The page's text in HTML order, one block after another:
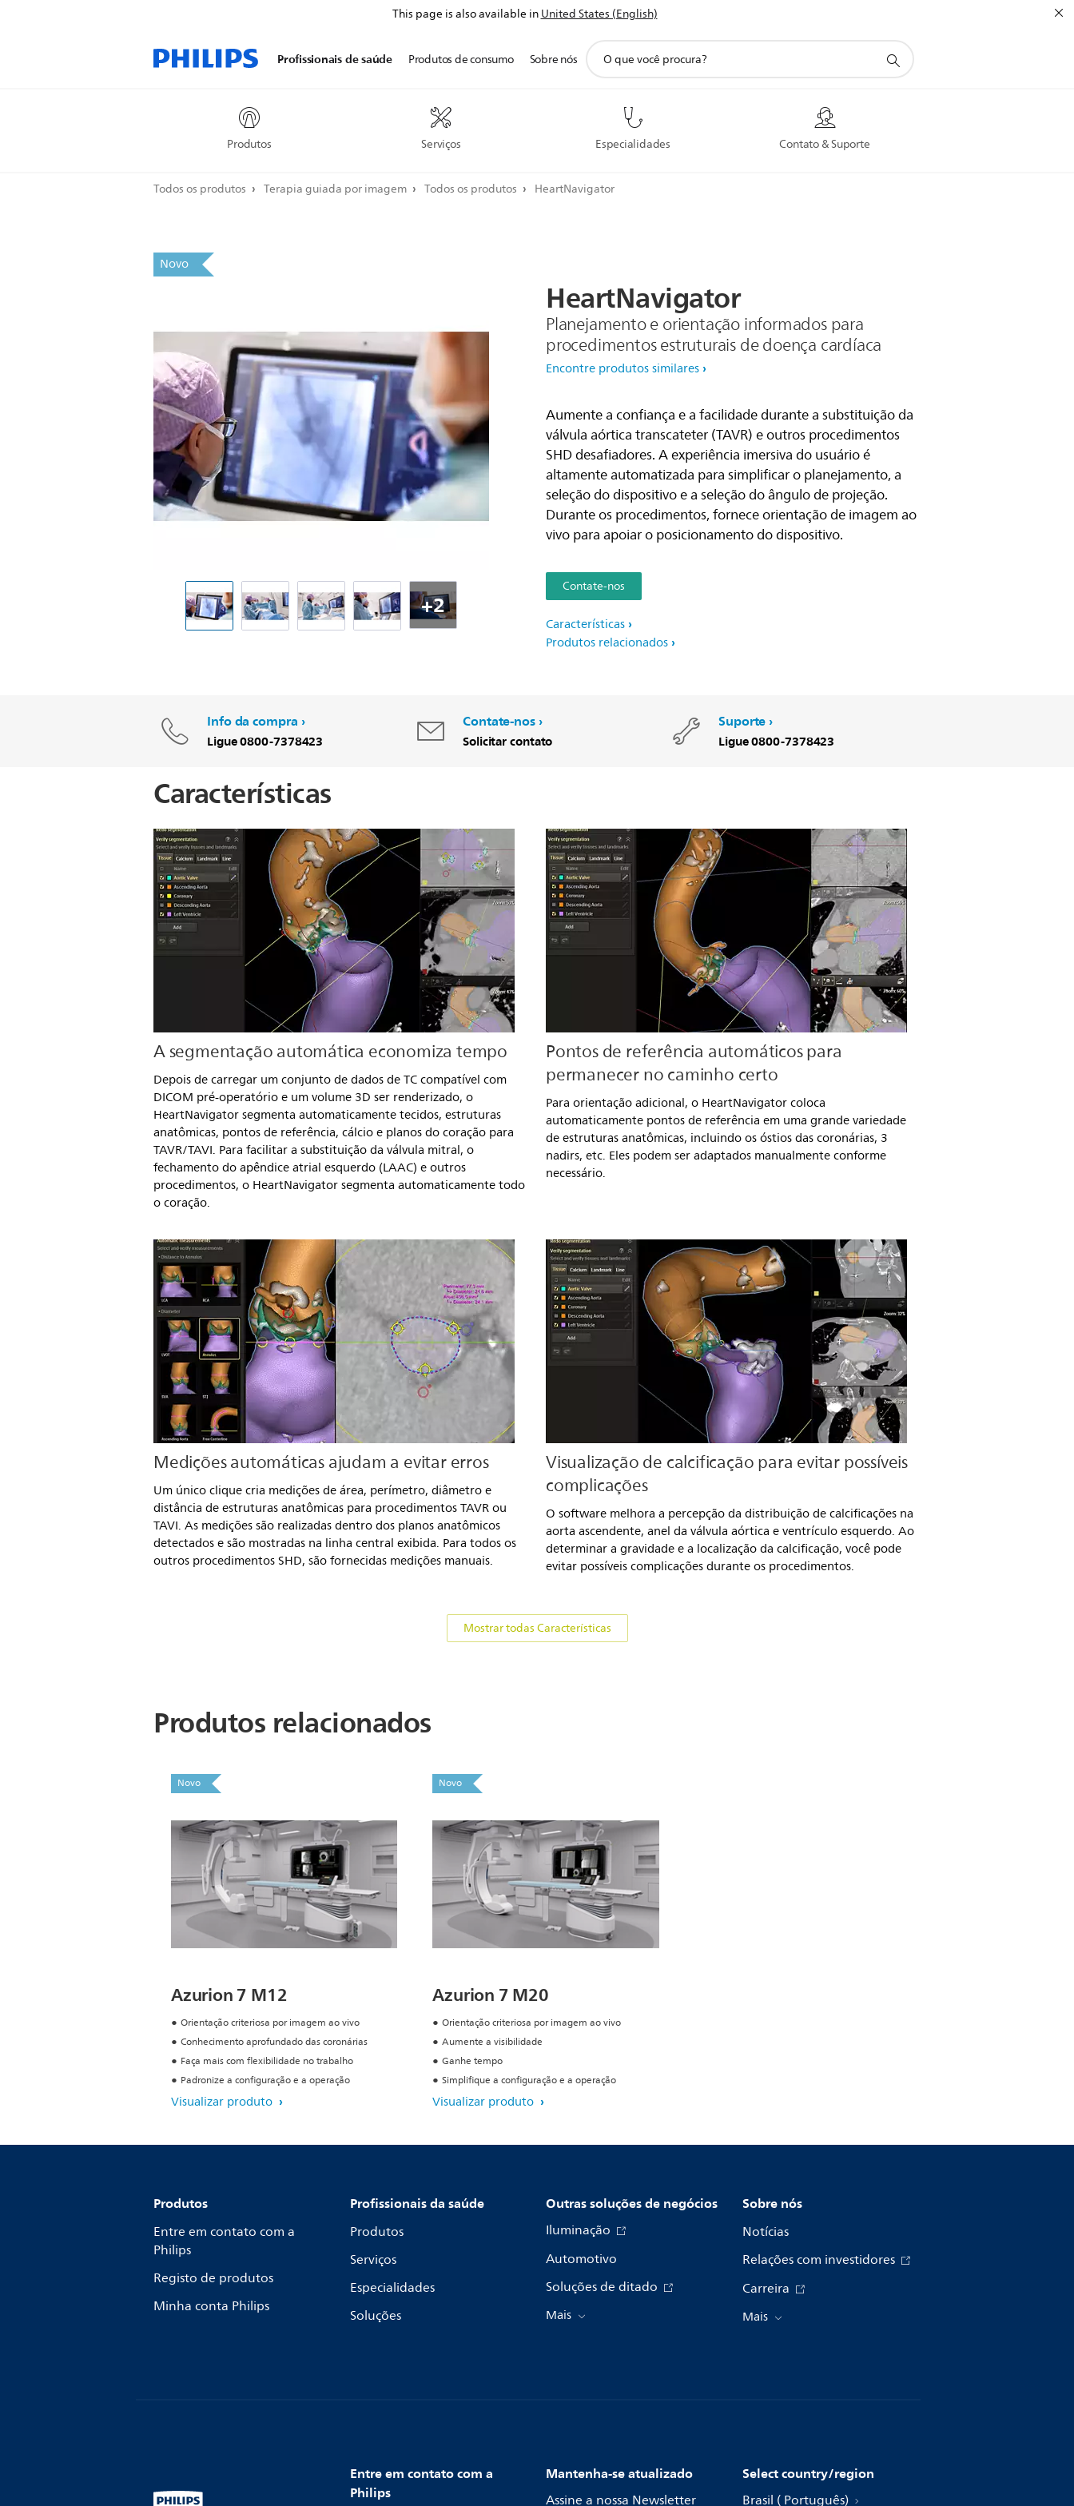
This page is also available inUnited States (English)
Profissionais de saúde
Produtos Serviços Especialidades Contato & Suporte
Produtos de consumo Sobre nós
suporte
Todos os produtos Terapia guiada por imagem Todos os produtos HeartNavigator
Novo
+2
HeartNavigator
Planejamento e orientação informados para
procedimentos estruturais de doença cardíaca
Encontre produtos similares
Aumente a confiança e a facilidade durante a substituição da
válvula aórtica transcateter (TAVR) e outros procedimentos
SHD desafiadores. A experiência imersiva do usuário é
altamente automatizada para simplificar o planejamento, a
seleção do dispositivo e a seleção do ângulo de projeção.
Durante os procedimentos, fornece orientação de imagem ao
vivo para apoiar o posicionamento do dispositivo.
Contate-nos
Características
Produtos relacionados
Info da compra
Ligue 0800-7378423
Contate-nos
Solicitar contato
Suporte
Ligue 0800-7378423
Características
A segmentação automática economiza tempo
Depois de carregar um conjunto de dados de TC compatível com
DICOM pré-operatório e um volume 3D ser renderizado, o
HeartNavigator segmenta automaticamente tecidos, estruturas
anatômicas, pontos de referência, cálcio e planos do coração para
TAVR/TAVI. Para facilitar a substituição da válvula mitral, o
fechamento do apêndice atrial esquerdo (LAAC) e outros
procedimentos, o HeartNavigator segmenta automaticamente todo
o coração.
Pontos de referência automáticos para
permanecer no caminho certo
Para orientação adicional, o HeartNavigator coloca
automaticamente pontos de referência em uma grande variedade
de estruturas anatômicas, incluindo os óstios das coronárias, 3
nadirs, etc. Eles podem ser adaptados manualmente conforme
necessário.
Medições automáticas ajudam a evitar erros
Um único clique cria medições de área, perímetro, diâmetro e
distância de estruturas anatômicas para procedimentos TAVR ou
TAVI. As medições são realizadas dentro dos planos anatômicos
detectados e são mostradas na linha central exibida. Para todos os
outros procedimentos SHD, são fornecidas medições manuais.
Visualização de calcificação para evitar possíveis
complicações
O software melhora a percepção da distribuição de calcificações na
aorta ascendente, anel da válvula aórtica e ventrículo esquerdo. Ao
determinar a gravidade e a localização da calcificação, você pode
evitar possíveis complicações durante os procedimentos.
Mostrar todas Características
Produtos relacionados
Novo
Azurion 7 M12
Orientação criteriosa por imagem ao vivo
Conhecimento aprofundado das coronárias
Faça mais com flexibilidade no trabalho
Padronize a configuração e a operação
Visualizar produto
Novo
Azurion 7 M20
Orientação criteriosa por imagem ao vivo
Aumente a visibilidade
Ganhe tempo
Simplifique a configuração e a operação
Visualizar produto
Produtos
Entre em contato com a
Philips
Registo de produtos
Minha conta Philips
Profissionais da saúde
Produtos
Serviços
Especialidades
Soluções
Outras soluções de negócios
Iluminação
Automotivo
Soluções de ditado
Mais
Sobre nós
Notícias
Relações com investidores
Carreira
Mais
Entre em contato com a
Philips
Mantenha-se atualizado
Assine a nossa Newsletter
Select country/region
Brasil ( Português)